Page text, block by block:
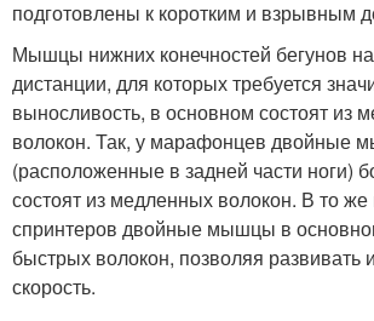
подготовлены к коротким и взрывным
Мышцы нижних конечностей бегунов
дистанции, для которых требуется
выносливость, в основном состоят из
волокон. Так, у марафонцев двойные
(расположенные в задней части ноги)
состоят из медленных волокон. В то
спринтеров двойные мышцы в
быстрых волокон, позволяя развивать
скорость.